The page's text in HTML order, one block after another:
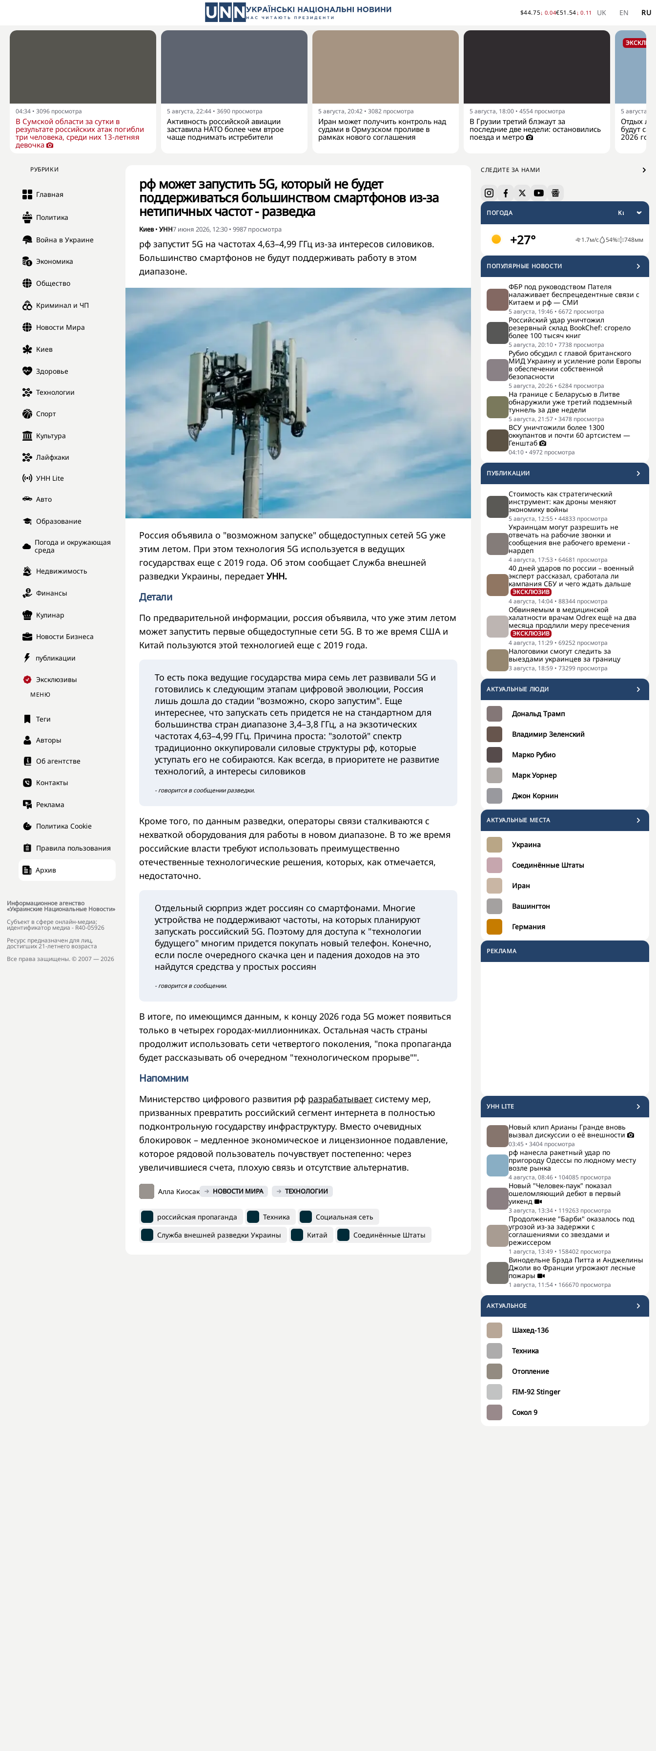
$44.75↓ 0.04€51.54↓ 0.11 UK EN RU
04:34 • 3096 просмотра
В Сумской области за сутки в
результате российских атак погибли
три человека, среди них 13-летняя
девочка
5 августа, 22:44 • 3690 просмотра
Активность российской авиации
заставила НАТО более чем втрое
чаще поднимать истребители
5 августа, 20:42 • 3082 просмотра
Иран может получить контроль над
судами в Ормузском проливе в
рамках нового соглашения
5 августа, 18:00 • 4554 просмотра
В Грузии третий блэкаут за
последние две недели: остановились
поезда и метро
5 августа,
Отдых
будут
2026 года
РУБРИКИ
Главная
Политика
Война в Украине
Экономика
Общество
Криминал и ЧП
Новости Мира
Киев
Здоровье
Технологии
Спорт
Культура
Лайфхаки
УНН Lite
Авто
Образование
Погода и окружающая
среда
Недвижимость
Финансы
Кулинар
Новости Бизнеса
публикации
Эксклюзивы
МЕНЮ
Теги
Авторы
Об агентстве
Контакты
Реклама
Политика Cookie
Правила пользования
Архив
Информационное агенство
«Украинские Национальные Новости»
Субъект в сфере онлайн-медиа;
идентификатор медиа - R40-05926
Ресурс предназначен для лиц,
достигших 21-летнего возраста
Все права защищены. © 2007 — 2026
СЛЕДИТЕ ЗА НАМИ
ПОГОДА
+27° 1.7м/с 54% 748мм
ПОПУЛЯРНЫЕ НОВОСТИ
ФБР под руководством Пателя
налаживает беспрецедентные связи с
Китаем и рф — СМИ
5 августа, 19:46 • 6672 просмотра
Российский удар уничтожил
резервный склад BookChef: сгорело
более 100 тысяч книг
5 августа, 20:10 • 7738 просмотра
Рубио обсудил с главой британского
МИД Украину и усиление роли Европы
в обеспечении собственной
безопасности
5 августа, 20:26 • 6284 просмотра
На границе с Беларусью в Литве
обнаружили уже третий подземный
туннель за две недели
5 августа, 21:57 • 3478 просмотра
ВСУ уничтожили более 1300
оккупантов и почти 60 артсистем —
Генштаб
04:10 • 4972 просмотра
ПУБЛИКАЦИИ
Стоимость как стратегический
инструмент: как дроны меняют
экономику войны
5 августа, 12:55 • 44833 просмотра
Украинцам могут разрешить не
отвечать на рабочие звонки и
сообщения вне рабочего времени -
нардеп
4 августа, 17:53 • 64681 просмотра
40 дней ударов по россии – военный
эксперт рассказал, сработала ли
кампания СБУ и чего ждать дальше
ЭКСКЛЮЗИВ
4 августа, 14:04 • 88344 просмотра
Обвиняемым в медицинской
халатности врачам Odrex ещё на два
месяца продлили меру пресечения
ЭКСКЛЮЗИВ
4 августа, 11:29 • 69252 просмотра
Налоговики смогут следить за
выездами украинцев за границу
3 августа, 18:59 • 73299 просмотра
АКТУАЛЬНЫЕ ЛЮДИ
Дональд Трамп
Владимир Зеленский
Марко Рубио
Марк Уорнер
Джон Корнин
АКТУАЛЬНЫЕ МЕСТА
Украина
Соединённые Штаты
Иран
Вашингтон
Германия
РЕКЛАМА
УНН LITE
Новый клип Арианы Гранде вновь
вызвал дискуссии о её внешности
03:45 • 3404 просмотра
рф нанесла ракетный удар по
пригороду Одессы по людному месту
возле рынка
4 августа, 08:46 • 104085 просмотра
Новый "Человек-паук" показал
ошеломляющий дебют в первый
уикенд
3 августа, 13:34 • 119263 просмотра
Продолжение "Барби" оказалось под
угрозой из-за задержки с
соглашениями со звездами и
режиссером
1 августа, 13:49 • 158402 просмотра
Винодельне Брэда Питта и Анджелины
Джоли во Франции угрожают лесные
пожары
1 августа, 11:54 • 166670 просмотра
АКТУАЛЬНОЕ
Шахед-136
Техника
Отопление
FIM-92 Stinger
Сокол 9
рф может запустить 5G, который не будет
поддерживаться большинством смартфонов из-за
нетипичных частот - разведка
Киев• УНН7 июня 2026, 12:30 • 9987 просмотра
рф запустит 5G на частотах 4,63–4,99 ГГц из-за интересов силовиков.
Большинство смартфонов не будут поддерживать работу в этом
диапазоне.
Россия объявила о "возможном запуске" общедоступных сетей 5G уже
этим летом. При этом технология 5G используется в ведущих
государствах еще с 2019 года. Об этом сообщает Служба внешней
разведки Украины, передает УНН.
Детали
По предварительной информации, россия объявила, что уже этим летом
может запустить первые общедоступные сети 5G. В то же время США и
Китай пользуются этой технологией еще с 2019 года.
То есть пока ведущие государства мира семь лет развивали 5G и
готовились к следующим этапам цифровой эволюции, Россия
лишь дошла до стадии "возможно, скоро запустим". Еще
интереснее, что запускать сеть придется не на стандартном для
большинства стран диапазоне 3,4–3,8 ГГц, а на экзотических
частотах 4,63–4,99 ГГц. Причина проста: "золотой" спектр
традиционно оккупировали силовые структуры рф, которые
уступать его не собираются. Как всегда, в приоритете не развитие
технологий, а интересы силовиков
- говорится в сообщении разведки.
Кроме того, по данным разведки, операторы связи сталкиваются с
нехваткой оборудования для работы в новом диапазоне. В то же время
российские власти требуют использовать преимущественно
отечественные технологические решения, которых, как отмечается,
недостаточно.
Отдельный сюрприз ждет россиян со смартфонами. Многие
устройства не поддерживают частоты, на которых планируют
запускать российский 5G. Поэтому для доступа к "технологии
будущего" многим придется покупать новый телефон. Конечно,
если после очередного скачка цен и падения доходов на это
найдутся средства у простых россиян
- говорится в сообщении.
В итоге, по имеющимся данным, к концу 2026 года 5G может появиться
только в четырех городах-миллионниках. Остальная часть страны
продолжит использовать сети четвертого поколения, "пока пропаганда
будет рассказывать об очередном "технологическом прорыве"".
Напомним
Министерство цифрового развития рф разрабатывает систему мер,
призванных превратить российский сегмент интернета в полностью
подконтрольную государству инфраструктуру. Вместо очевидных
блокировок – медленное экономическое и лицензионное подавление,
которое рядовой пользователь почувствует постепенно: через
увеличившиеся счета, плохую связь и отсутствие альтернатив.
Алла Киосак НОВОСТИ МИРА ТЕХНОЛОГИИ
российская пропаганда Техника
Социальная сеть
Служба внешней разведки Украины
Китай Соединённые Штаты